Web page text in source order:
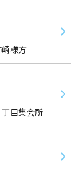
様方
目集会所